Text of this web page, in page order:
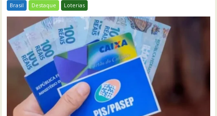
Brasil Destaque Loterias